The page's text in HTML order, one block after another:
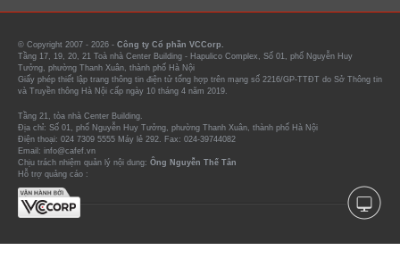
© Copyright 2007 - 2026 - Công ty Cổ phần VCCorp.
Tầng 17, 19, 20, 21 Toà nhà Center Building - Hapulico Complex, Số 01, phố Nguyễn Huy
Tưởng, phường Thanh Xuân, thành phố Hà Nội
Giấy phép thiết lập trang thông tin điện tử tổng hợp trên mạng số 2216/GP-TTĐT do Sở Thông tin
và Truyền thông Hà Nội cấp ngày 10 tháng 4 năm 2019.
Tầng 21, tòa nhà Center Building.
Địa chỉ: Số 01, phố Nguyễn Huy Tưởng, phường Thanh Xuân, thành phố Hà Nội
Điện thoại: 024 7309 5555 Máy lẻ 292. Fax: 024-39744082
Email: info@cafef.vn
Chịu trách nhiệm quản lý nội dung: Ông Nguyễn Thế Tân
Hỗ trợ quảng cáo :